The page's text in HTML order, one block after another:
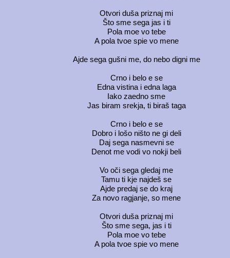
Otvori duša priznaj mi
Što sme sega jas i ti
Pola moe vo tebe
A pola tvoe spie vo mene
Ajde sega gušni me, do nebo digni me
Crno i belo e se
Edna vistina i edna laga
Iako zaedno sme
Jas biram srekja, ti biraš taga
Crno i belo e se
Dobro i lošo ništo ne gi deli
Daj sega nasmevni se
Denot me vodi vo nokji beli
Vo oči sega gledaj me
Tamu ti kje najdeš se
Ajde predaj se do kraj
Za novo ragjanje, so mene
Otvori duša priznaj mi
Što sme sega, jas i ti
Pola moe vo tebe
A pola tvoe spie vo mene